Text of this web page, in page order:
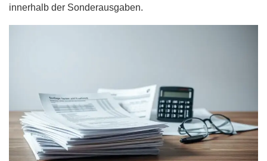
innerhalb der Sonderausgaben.